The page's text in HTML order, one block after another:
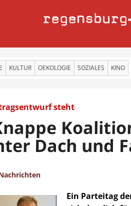
regensburg
KULTUR OEKOLOGIE SOZIALES KINO
steht
Dach und
Ein Parteitag